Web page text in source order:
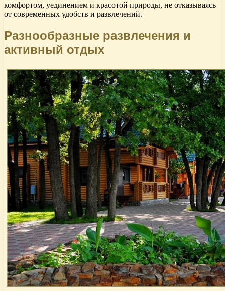
комфортом, уединением и красотой природы, не отказываясь
от современных удобств и развлечений.
Разнообразные развлечения и
активный отдых